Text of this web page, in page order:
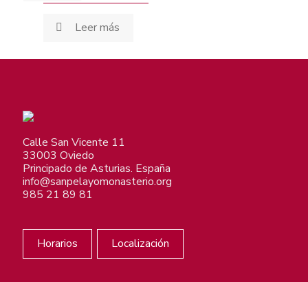
Leer más
Calle San Vicente 11
33003 Oviedo
Principado de Asturias. España
info@sanpelayomonasterio.org
985 21 89 81
Horarios Localización